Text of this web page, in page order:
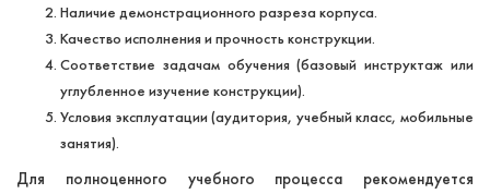
Наличие демонстрационного разреза корпуса.
Качество исполнения и прочность конструкции.
Соответствие задачам обучения (базовый инструктаж или
углубленное изучение конструкции).
Условия эксплуатации (аудитория, учебный класс, мобильные
занятия).
Для полноценного учебного процесса рекомендуется